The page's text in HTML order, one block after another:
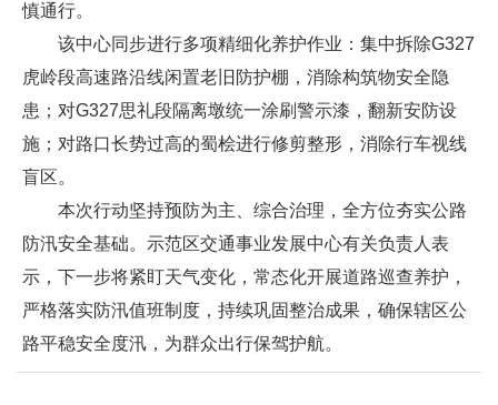
慎通行。
该中心同步进行多项精细化养护作业：集中拆除G327
虎岭段高速路沿线闲置老旧防护棚，消除构筑物安全隐
患；对G327思礼段隔离墩统一涂刷警示漆，翻新安防设
施；对路口长势过高的蜀桧进行修剪整形，消除行车视线
盲区。
本次行动坚持预防为主、综合治理，全方位夯实公路
防汛安全基础。示范区交通事业发展中心有关负责人表
示，下一步将紧盯天气变化，常态化开展道路巡查养护，
严格落实防汛值班制度，持续巩固整治成果，确保辖区公
路平稳安全度汛，为群众出行保驾护航。